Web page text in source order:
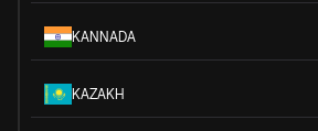
KANNADA
KAZAKH